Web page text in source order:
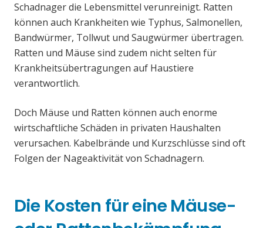
Schadnager die Lebensmittel verunreinigt. Ratten
können auch Krankheiten wie Typhus, Salmonellen,
Bandwürmer, Tollwut und Saugwürmer übertragen.
Ratten und Mäuse sind zudem nicht selten für
Krankheitsübertragungen auf Haustiere
verantwortlich.
Doch Mäuse und Ratten können auch enorme
wirtschaftliche Schäden in privaten Haushalten
verursachen. Kabelbrände und Kurzschlüsse sind oft
Folgen der Nageaktivität von Schadnagern.
Die Kosten für eine Mäuse-